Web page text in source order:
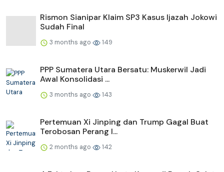
Rismon Sianipar Klaim SP3 Kasus Ijazah Jokowi
Sudah Final
3 months ago 149
PPP Sumatera Utara Bersatu: Muskerwil Jadi
Awal Konsolidasi ...
3 months ago 143
Pertemuan Xi Jinping dan Trump Gagal Buat
Terobosan Perang I...
2 months ago 142